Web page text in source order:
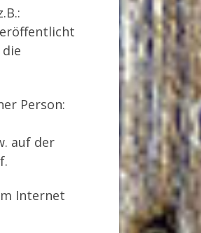
Person:
auf der
Internet